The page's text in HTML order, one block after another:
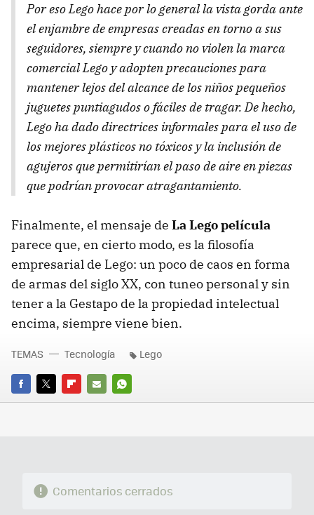
Por eso Lego hace por lo general la vista gorda ante
el enjambre de empresas creadas en torno a sus
seguidores, siempre y cuando no violen la marca
comercial Lego y adopten precauciones para
mantener lejos del alcance de los niños pequeños
juguetes puntiagudos o fáciles de tragar. De hecho,
Lego ha dado directrices informales para el uso de
los mejores plásticos no tóxicos y la inclusión de
agujeros que permitirían el paso de aire en piezas
que podrían provocar atragantamiento.
Finalmente, el mensaje de La Lego película
parece que, en cierto modo, es la filosofía
empresarial de Lego: un poco de caos en forma
de armas del siglo XX, con tuneo personal y sin
tener a la Gestapo de la propiedad intelectual
encima, siempre viene bien.
FACEBOOK
TWITTERFLIPBOARD
E-
WHATSAPP
TEMAS Tecnología Lego
Comentarios cerrados